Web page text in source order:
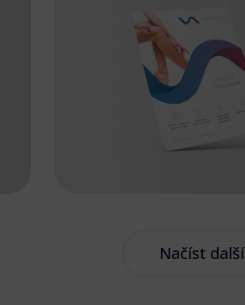
Načíst další